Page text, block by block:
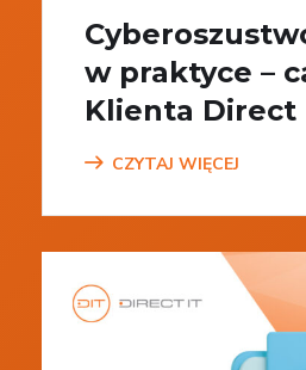
w praktyce –
Klienta Direct
CZYTAJ WIĘCEJ